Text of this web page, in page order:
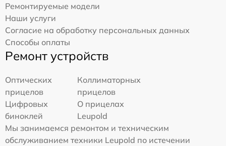
Ремонтируемые модели
Наши услуги
Согласие на обработку персональных данных
Способы оплаты
Ремонт устройств
Оптических
прицелов
Коллиматорных
прицелов
Цифровых
биноклей
О прицелах
Leupold
Мы занимаемся ремонтом и техническим
обслуживанием техники Leupold по истечении